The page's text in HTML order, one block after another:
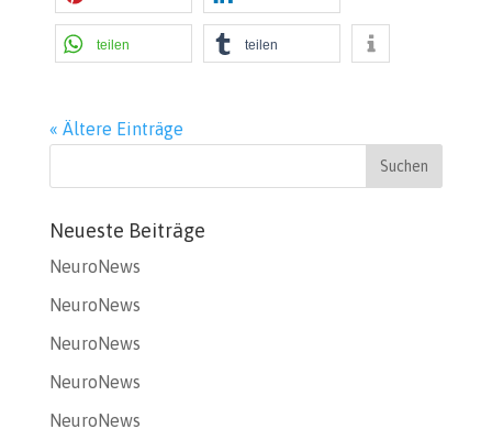
teilen teilen
« Ältere Einträge
Neueste Beiträge
NeuroNews
NeuroNews
NeuroNews
NeuroNews
NeuroNews